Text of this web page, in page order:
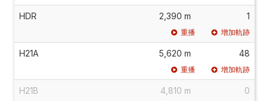
HDR 2,390 m 1
重播 增加軌跡
H21A 5,620 m 48
重播 增加軌跡
H21B 4,810 m 0